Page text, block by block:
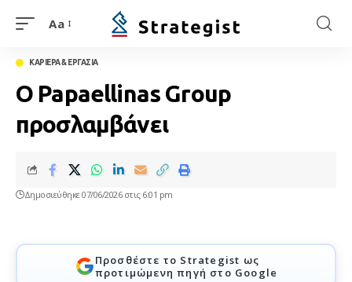
Aa
ΚΑΡΙΕΡΑ & ΕΡΓΑΣΙΑ
Ο Papaellinas Group
προσλαμβάνει
Δημοσιεύθηκε 07/06/2026 στις 6:01 pm
Προσθέστε το Strategist ως
προτιμώμενη πηγή στο Google